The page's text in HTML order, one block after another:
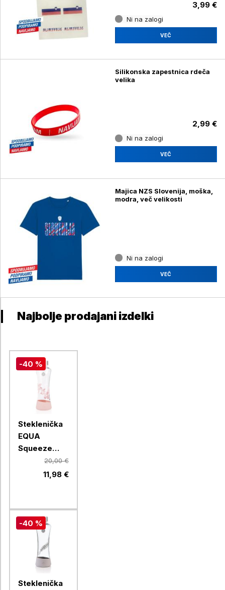
3,99 €
Ni na zalogi
VEČ
Silikonska zapestnica rdeča
velika
2,99 €
Ni na zalogi
VEČ
Majica NZS Slovenija, moška,
modra, več velikosti
Ni na zalogi
VEČ
Najbolje prodajani izdelki
-40 %
Steklenička
EQUA
Squeeze
Magnolia,
20,00 €
11,98 €
-40 %
Steklenička